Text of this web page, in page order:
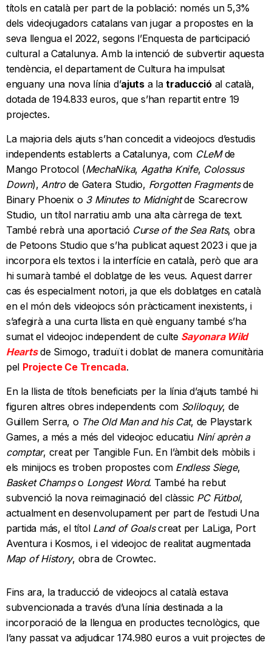
títols en català per part de la població: només un 5,3%
dels videojugadors catalans van jugar a propostes en la
seva llengua el 2022, segons l’Enquesta de participació
cultural a Catalunya. Amb la intenció de subvertir aquesta
tendència, el departament de Cultura ha impulsat
enguany una nova línia d’ajutsa latraduccióal català,
dotada de 194.833 euros, que s’han repartit entre 19
projectes.
La majoria dels ajuts s’han concedit a videojocs d’estudis
independents establerts a Catalunya, com CLeMde
Mango Protocol (MechaNika, Agatha Knife, Colossus
Down),Antrode Gatera Studio, ForgottenFragmentsde
Binary Phoenix o 3 Minutes to Midnightde Scarecrow
Studio, un títol narratiu amb una alta càrrega de text.
També rebrà una aportació Curse of the Sea Rats, obra
de Petoons Studio que s’ha publicat aquest 2023 i que ja
incorpora els textos i la interfície en català, però que ara
hi sumarà també el doblatge de les veus. Aquest darrer
cas és especialment notori, ja que els doblatges en català
en el món dels videojocs són pràcticament inexistents, i
s’afegirà a una curta llista en què enguany també s’ha
sumat el videojoc independent de culte Sayonara Wild
Heartsde Simogo, traduït i doblat de manera comunitària
pel Projecte Ce Trencada.
En la llista de títols beneficiats per la línia d’ajuts també hi
figuren altres obres independents com Soliloquy, de
Guillem Serra, o The Old Man and his Cat, de Playstark
Games, a més a més del videojoc educatiu Niní aprèn a
comptar, creat per Tangible Fun. En l’àmbit dels mòbils i
els minijocs es troben propostes com Endless Siege,
Basket Champso Longest Word. També ha rebut
subvenció la nova reimaginació del clàssic PC Fútbol,
actualment en desenvolupament per part de l’estudi Una
partida más, el títol Land of Goalscreat per LaLiga, Port
Aventura i Kosmos, i el videojoc de realitat augmentada
Map of History, obra de Crowtec.
Fins ara, la traducció de videojocs al català estava
subvencionada a través d’una línia destinada a la
incorporació de la llengua en productes tecnològics, que
l’any passat va adjudicar 174.980 euros a vuit projectes de